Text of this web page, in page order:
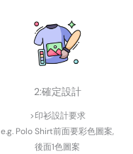
2:確定設計
>印衫設計要求
e.g. Polo Shirt前面要彩色圖案,
後面1色圖案